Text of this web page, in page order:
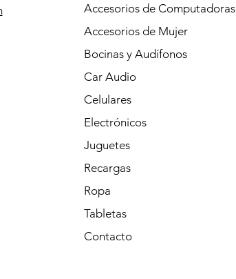
Accesorios de Computadoras
Accesorios de Mujer
Bocinas y Audífonos
Car Audio
Celulares
Electrónicos
Juguetes
Recargas
Ropa
Tabletas
Contacto